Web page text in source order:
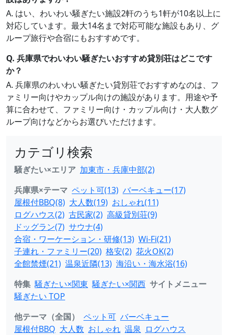
A. はい、わいわい騒ぎたい施設2軒のうち1軒が10名以上に
対応しています。最大14名まで対応可能な施設もあり、グ
ループ旅行や合宿にもおすすめです。
Q. 兵庫県でわいわい騒ぎたいおすすめ貸別荘はどこです
か？
A. 兵庫県のわいわい騒ぎたい貸別荘でおすすめなのは、フ
ァミリー向けやカップル向けの施設があります。用途や予
算に合わせて、ファミリー向け・カップル向け・大人数グ
ループ向けなどからお選びいただけます。
カテゴリ検索
騒ぎたい×エリア 加東市・兵庫中部(2)
兵庫県×テーマ ペット可(13) バーベキュー(17)
屋根付BBQ(8) 大人数(19) おしゃれ(11)
ログハウス(2) 古民家(2) 高級貸別荘(9)
ドッグラン(7) サウナ(4)
合宿・ワーケーション・研修(13) Wi-Fi(21)
子連れ・ファミリー(20) 格安(2) 花火OK(2)
全館禁煙(21) 温泉近隣(13) 海沿い・海水浴(16)
特集 騒ぎたい×関東 騒ぎたい×関西 サイトメニュー
騒ぎたい TOP
他テーマ（全国）
ペット可 バーベキュー
屋根付BBQ 大人数 おしゃれ 温泉 ログハウス